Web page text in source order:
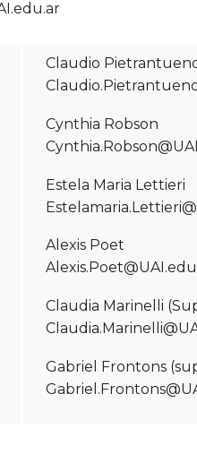
Claudio
Cynthia Robson
Estela Maria Lettieri
Alexis Poet
Claudia Marinelli
Gabriel Frontons